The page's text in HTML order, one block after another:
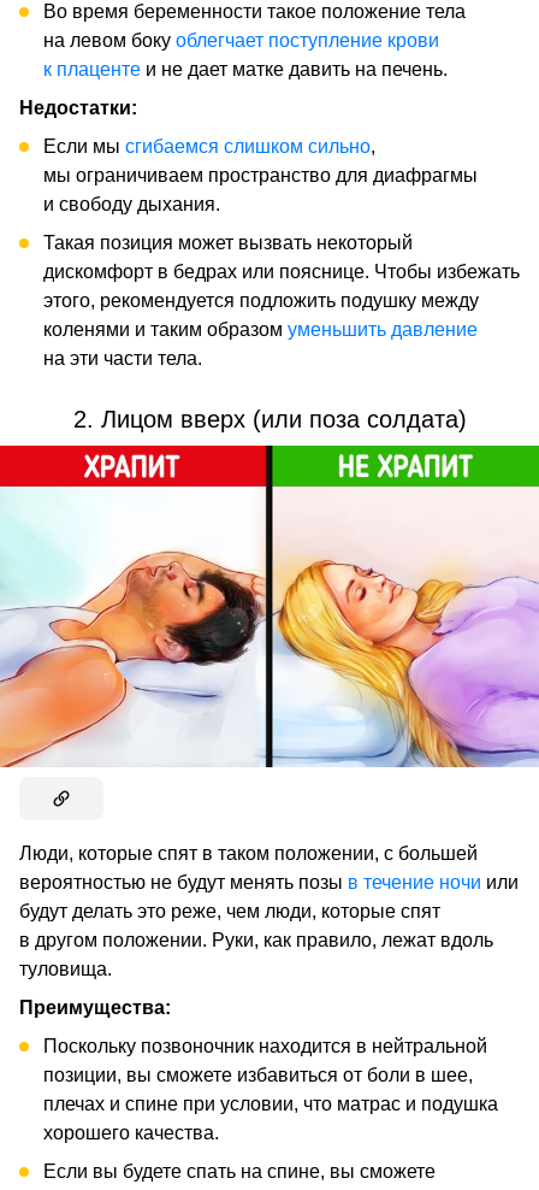
Во время беременности такое положение тела
на левом боку облегчает поступление крови
к плаценте и не дает матке давить на печень.
Недостатки:
Если мы сгибаемся слишком сильно,
мы ограничиваем пространство для диафрагмы
и свободу дыхания.
Такая позиция может вызвать некоторый
дискомфорт в бедрах или пояснице. Чтобы избежать
этого, рекомендуется подложить подушку между
коленями и таким образом уменьшить давление
на эти части тела.
2. Лицом вверх (или поза солдата)
Люди, которые спят в таком положении, с большей
вероятностью не будут менять позы в течение ночи или
будут делать это реже, чем люди, которые спят
в другом положении. Руки, как правило, лежат вдоль
туловища.
Преимущества:
Поскольку позвоночник находится в нейтральной
позиции, вы сможете избавиться от боли в шее,
плечах и спине при условии, что матрас и подушка
хорошего качества.
Если вы будете спать на спине, вы сможете